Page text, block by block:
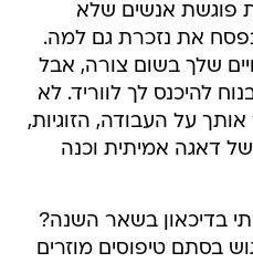
פוגשת אנשים שלא
את נזכרת גם למה.
שלך בשום צורה, אבל
להיכנס לך לווריד. לא
על העבודה, הזוגיות,
דאגה אמיתית וכנה
בדיכאון בשאר השנה?
בסתם טיפוסים מוזרים